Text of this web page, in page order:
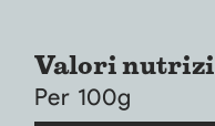
Valori
Per 100g